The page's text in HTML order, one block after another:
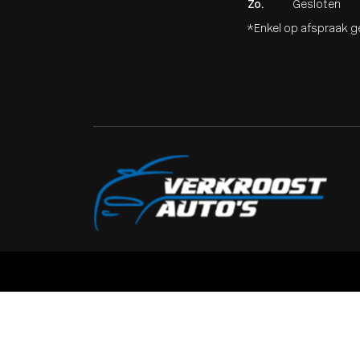
Zo.
Gesloten
*Enkel op afspraak